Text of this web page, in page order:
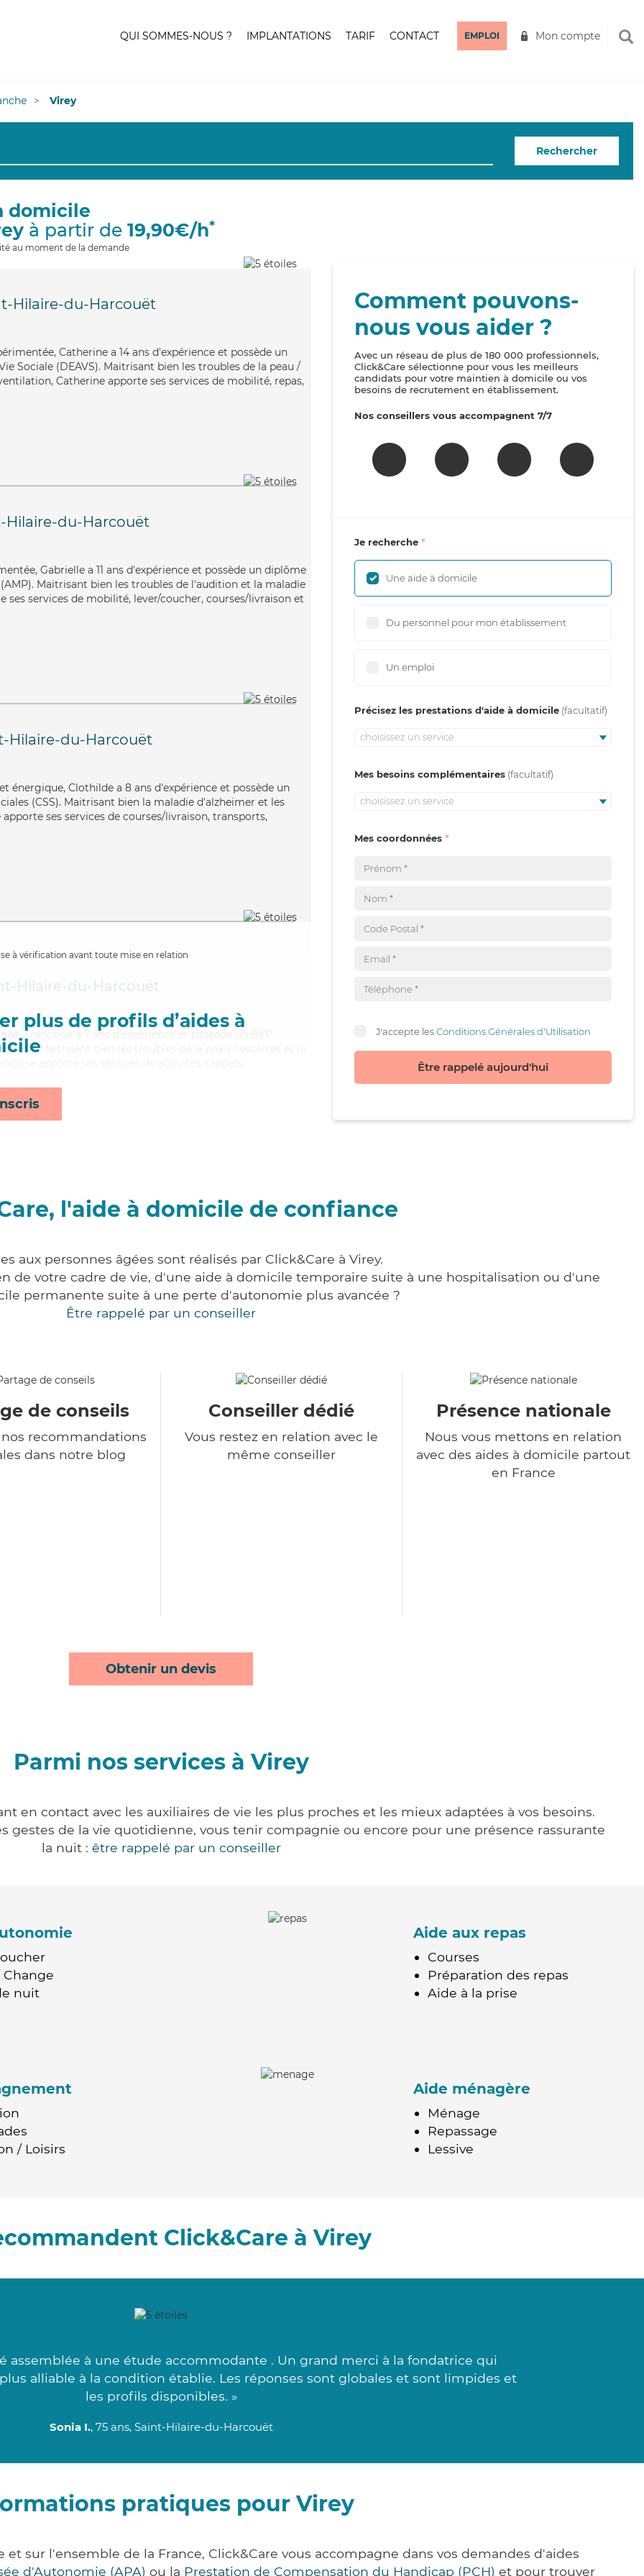
QUI SOMMES-NOUS ? IMPLANTATIONS TARIF CONTACT EMPLOI Mon compte
Virey
Rechercher
domicile
à partir de 19,90€/h*
au moment de la demande
Hilaire-du-Harcouët
Catherine a 14 ans d'expérience et possède un
Sociale (DEAVS). Maitrisant bien les troubles de la peau /
Catherine apporte ses services de mobilité, repas,
Hilaire-du-Harcouët
Gabrielle a 11 ans d'expérience et possède un diplôme
Maitrisant bien les troubles de l'audition et la maladie
ses services de mobilité, lever/coucher, courses/livraison et
Hilaire-du-Harcouët
énergique, Clothilde a 8 ans d'expérience et possède un
(CSS). Maitrisant bien la maladie d'alzheimer et les
ses services de courses/livraison, transports,
à vérification avant toute mise en relation
plus de profils d’aides à
Hilaire-du-Harcouët
Françoise a 7 ans d'expérience et possède un BEP
(CSS). Maitrisant bien les troubles de la peau / escarres et la
Comment pouvons-
nous vous aider ?
Avec un réseau de plus de 180 000 professionnels,
Click&Care sélectionne pour vous les meilleurs
candidats pour votre maintien à domicile ou vos
besoins de recrutement en établissement.
Nos conseillers vous accompagnent 7/7
Je recherche
Une aide à domicile
Du personnel pour mon établissement
Un emploi
Précisez les prestations d'aide à domicile
choisissez un service
Mes besoins complémentaires
choisissez un service
Mes coordonnées
J'accepte lesConditions Générales d'Utilisation
Être rappelé aujourd'hui
l'aide à domicile de confiance
aux personnes âgées sont réalisés par Click&Care à Virey.
de votre cadre de vie, d'une aide à domicile temporaire suite à une hospitalisation ou d'une
permanente suite à une perte d'autonomie plus avancée ?
Être rappelé par un conseiller
de conseils
nos recommandations
dans notre blog
Conseiller dédié
Vous restez en relation avec le
même conseiller
Présence nationale
Nous vous mettons en relation
avec des aides à domicile partout
en France
Obtenir un devis
Parmi nos services à Virey
en contact avec les auxiliaires de vie les plus proches et les mieux adaptées à vos besoins.
gestes de la vie quotidienne, vous tenir compagnie ou encore pour une présence rassurante
la nuit : être rappelé par un conseiller
nuit
Aide aux repas
Courses
Préparation des repas
Aide à la prise
/ Loisirs
Aide ménagère
Ménage
Repassage
Lessive
Click&Care à Virey
assemblée à une étude accommodante . Un grand merci à la fondatrice qui
alliable à la condition établie. Les réponses sont globales et sont limpides et
les profils disponibles. »
Sonia I., 75 ans, Saint-Hilaire-du-Harcouët
pratiques pour Virey
sur l'ensemble de la France, Click&Care vous accompagne dans vos demandes d'aides
d'Autonomie (APA) ou la Prestation de Compensation du Handicap (PCH) et pour trouver